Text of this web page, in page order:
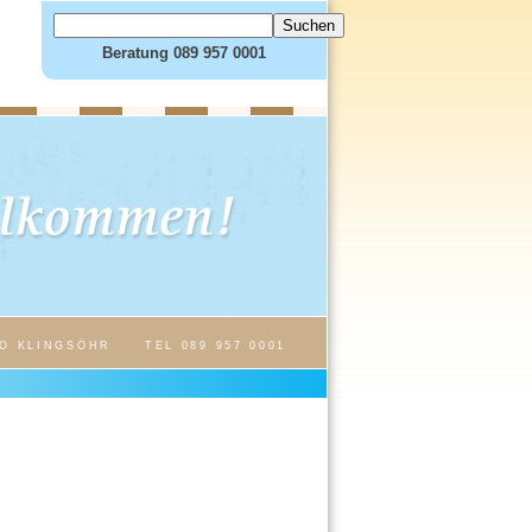
Beratung 089 957 0001
KLINGSÖHR TEL 089 957 0001